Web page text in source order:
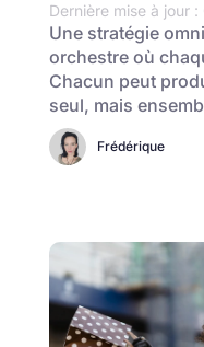
Dernière mise à jour
Une stratégie
orchestre où
Chacun peut
seul, mais
Frédérique